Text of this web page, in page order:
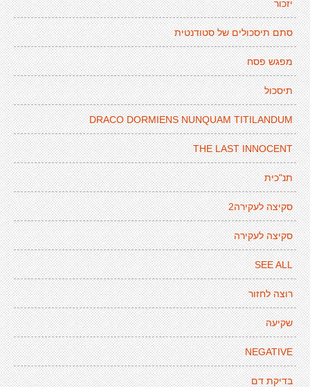
יזכור
סתם תיסכולים של סטודנטית
מפגש פסח
תיסכול
DRACO DORMIENS NUNQUAM TITILANDUM
THE LAST INNOCENT
תנ"כית
סקיצה לעקירה2
סקיצה לעקירה
SEE ALL
רוצה לחזור
שקיעה
NEGATIVE
בדיקת דם